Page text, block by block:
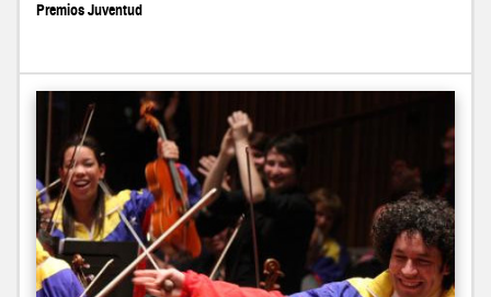
Premios Juventud